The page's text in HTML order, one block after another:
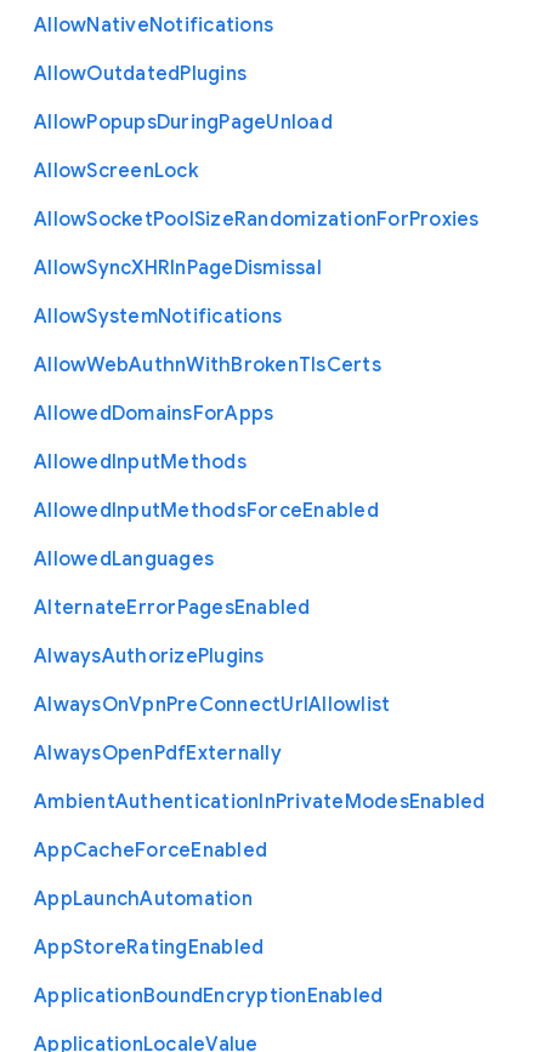
AllowNativeNotifications
AllowOutdatedPlugins
AllowPopupsDuringPageUnload
AllowScreenLock
AllowSocketPoolSizeRandomizationForProxies
AllowSyncXHRInPageDismissal
AllowSystemNotifications
AllowWebAuthnWithBrokenTlsCerts
AllowedDomainsForApps
AllowedInputMethods
AllowedInputMethodsForceEnabled
AllowedLanguages
AlternateErrorPagesEnabled
AlwaysAuthorizePlugins
AlwaysOnVpnPreConnectUrlAllowlist
AlwaysOpenPdfExternally
AmbientAuthenticationInPrivateModesEnabled
AppCacheForceEnabled
AppLaunchAutomation
AppStoreRatingEnabled
ApplicationBoundEncryptionEnabled
ApplicationLocaleValue